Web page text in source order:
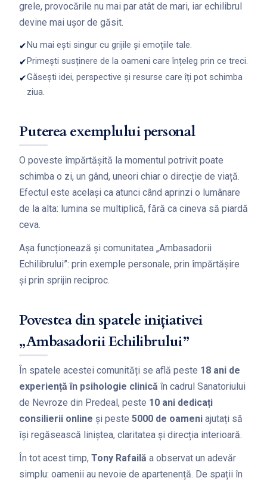
grele, provocările nu mai par atât de mari, iar echilibrul
devine mai ușor de găsit.
✔Nu mai ești singur cu grijile și emoțiile tale.
✔Primești susținere de la oameni care înțeleg prin ce treci.
✔Găsești idei, perspective și resurse care îți pot schimba
ziua.
Puterea exemplului personal
O poveste împărtășită la momentul potrivit poate
schimba o zi, un gând, uneori chiar o direcție de viață.
Efectul este același ca atunci când aprinzi o lumânare
de la alta: lumina se multiplică, fără ca cineva să piardă
ceva.
Așa funcționează și comunitatea „Ambasadorii
Echilibrului”: prin exemple personale, prin împărtășire
și prin sprijin reciproc.
Povestea din spatele inițiativei
„Ambasadorii Echilibrului”
În spatele acestei comunități se află peste 18 ani de
experiență în psihologie clinică în cadrul Sanatoriului
de Nevroze din Predeal, peste 10 ani dedicați
consilierii online și peste 5000 de oameni ajutați să
își regăsească liniștea, claritatea și direcția interioară.
În tot acest timp, Tony Rafailă a observat un adevăr
simplu: oamenii au nevoie de apartenență. De spații în